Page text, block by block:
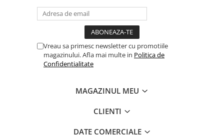
Vreau sa primesc newsletter cu promotiile
magazinului. Afla mai multe in Politica de
Confidentialitate
MAGAZINUL MEU
CLIENTI
DATE COMERCIALE